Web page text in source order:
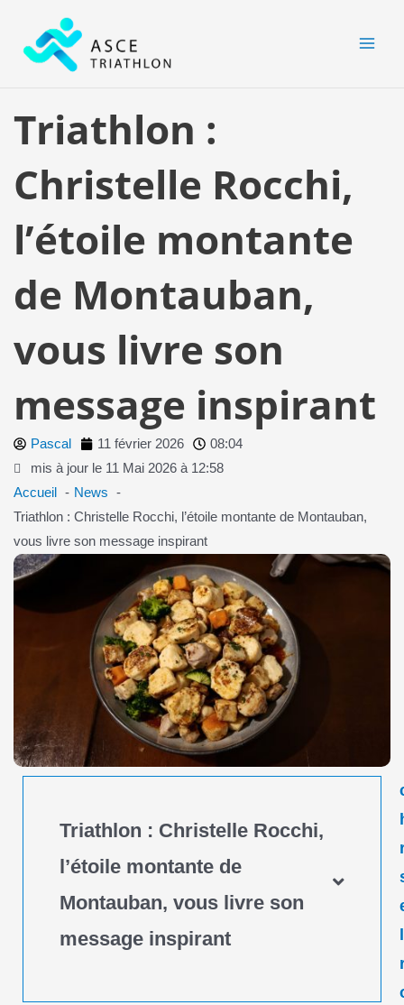
contenu
Triathlon :
Christelle Rocchi,
l’étoile montante
de Montauban,
vous livre son
message inspirant
Pascal 11 février 2026
08:04
mis à jour le 11 Mai 2026 à 12:58
Accueil
News
Triathlon : Christelle Rocchi, l’étoile montante de Montauban,
vous livre son message inspirant
Triathlon : Christelle Rocchi,
l’étoile montante de
Montauban, vous livre son
message inspirant